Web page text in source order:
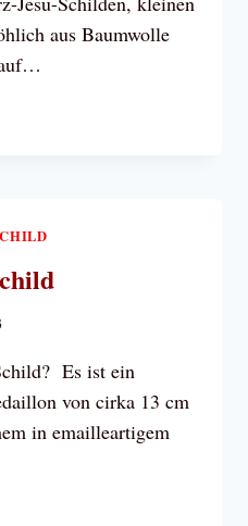
aus Baumwolle
Es ist ein
von cirka 13 cm
in emailleartigem